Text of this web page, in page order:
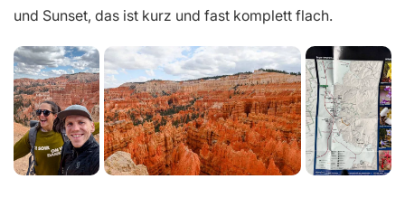
und Sunset, das ist kurz und fast komplett flach.